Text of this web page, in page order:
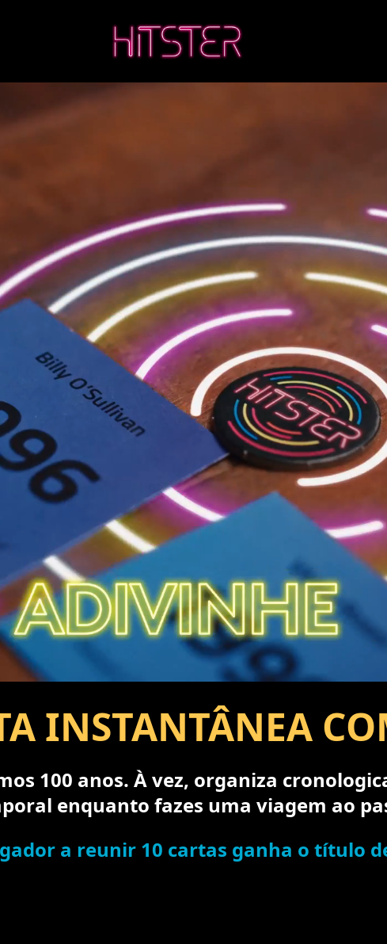
INSTANTÂNEA
100 anos. À vez, organiza
enquanto fazes uma viagem ao
a reunir 10 cartas ganha o título de